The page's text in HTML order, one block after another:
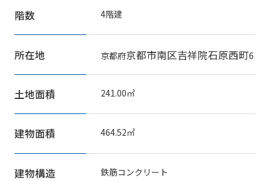
階数 4階建
所在地 京都府京都市南区吉祥院石原西町6
土地面積 241.00㎡
建物面積 464.52㎡
建物構造 鉄筋コンクリート